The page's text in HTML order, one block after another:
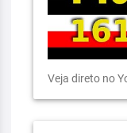
Veja direto no